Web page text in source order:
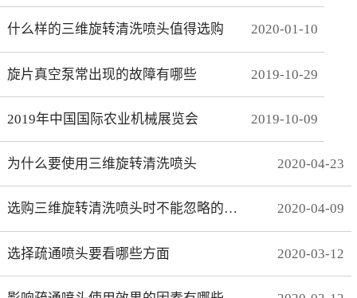
什么样的三维旋转清洗喷头值得选购 2020-01-10
旋片真空泵常出现的故障有哪些 2019-10-29
2019年中国国际农业机械展览会 2019-10-09
为什么要使用三维旋转清洗喷头 2020-04-23
选购三维旋转清洗喷头时不能忽略的事项有哪些 2020-04-09
选择疏通喷头要看哪些方面 2020-03-12